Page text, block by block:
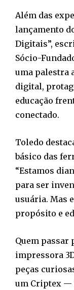
Além das
lançamento
Digitais”,
Sócio-
uma palestra
digital,
educação
conectado.
Toledo
básico das
“Estamos
para ser
usuária. Mas
propósito e
Quem passar
impressora
peças
um Criptex —